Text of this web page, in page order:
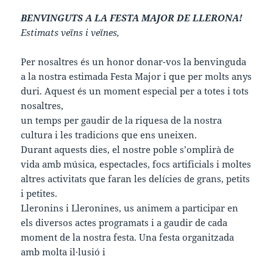
BENVINGUTS A LA FESTA MAJOR DE LLERONA!
Estimats veïns i veïnes,
Per nosaltres és un honor donar-vos la benvinguda
a la nostra estimada Festa Major i que per molts anys
duri. Aquest és un moment especial per a totes i tots
nosaltres,
un temps per gaudir de la riquesa de la nostra
cultura i les tradicions que ens uneixen.
Durant aquests dies, el nostre poble s’omplirà de
vida amb música, espectacles, focs artificials i moltes
altres activitats que faran les delícies de grans, petits
i petites.
Lleronins i Lleronines, us animem a participar en
els diversos actes programats i a gaudir de cada
moment de la nostra festa. Una festa organitzada
amb molta il·lusió i